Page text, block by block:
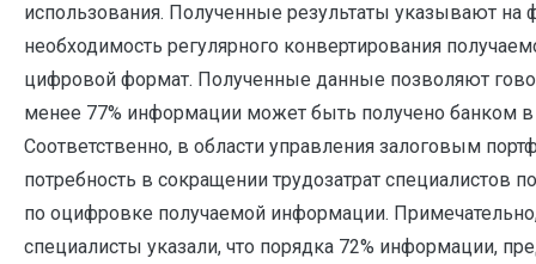
использования. Полученные результаты указывают на
необходимость регулярного конвертирования
цифровой формат. Полученные данные позволяют
менее 77% информации может быть получено банком
Соответственно, в области управления залоговым
потребность в сокращении трудозатрат специалистов
по оцифровке получаемой информации.
специалисты указали, что порядка 72% информации,